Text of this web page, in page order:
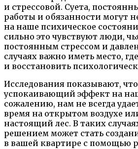
и стрессовой. Суета,
работы и обязанности могут
на наше психическое
сильно это чувствуют люди,
постоянным стрессом и
случаях важно иметь место,
и восстановить
Исследования показывают,
успокаивающий эффект на
сожалению, нам не всегда
время на открытом воздухе
настоящий лес. В таких
решением может стать
в вашей квартире с помощью